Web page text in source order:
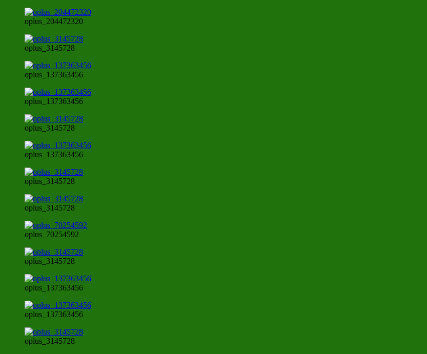
oplus_204472320
oplus_3145728
oplus_137363456
oplus_137363456
oplus_3145728
oplus_137363456
oplus_3145728
oplus_3145728
oplus_70254592
oplus_3145728
oplus_137363456
oplus_137363456
oplus_3145728